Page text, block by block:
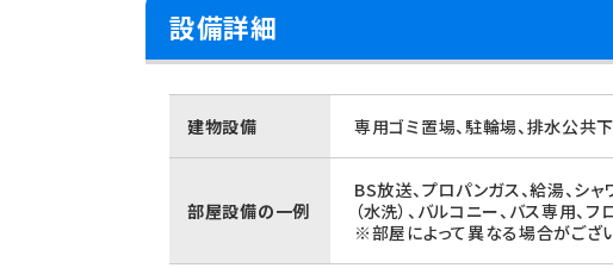
設備詳細
建物設備 専用ゴミ置場、駐輪場、排水公共
部屋設備の一例
BS放送、プロパンガス、給湯、シ
（水洗）、バルコニー、バス専用、
※部屋によって異なる場合がござい